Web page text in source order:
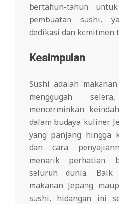
bertahun-tahun
pembuatan sushi,
dedikasi dan komitmen
Kesimpulan
Sushi adalah
menggugah
mencerminkan
dalam budaya kuliner
yang panjang hingga
dan cara
menarik perhatian
seluruh dunia. Baik
makanan Jepang
sushi, hidangan ini